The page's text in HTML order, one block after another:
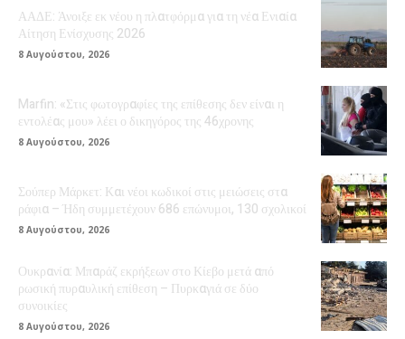
ΑΑΔΕ: Άνοιξε εκ νέου η πλατφόρμα για τη νέα Ενιαία
Αίτηση Ενίσχυσης 2026
8 Αυγούστου, 2026
Marfin: «Στις φωτογραφίες της επίθεσης δεν είναι η
εντολέας μου» λέει ο δικηγόρος της 46χρονης
8 Αυγούστου, 2026
Σούπερ Μάρκετ: Και νέοι κωδικοί στις μειώσεις στα
ράφια – Ήδη συμμετέχουν 686 επώνυμοι, 130 σχολικοί
8 Αυγούστου, 2026
Ουκρανία: Μπαράζ εκρήξεων στο Κίεβο μετά από
ρωσική πυραυλική επίθεση – Πυρκαγιά σε δύο
συνοικίες
8 Αυγούστου, 2026